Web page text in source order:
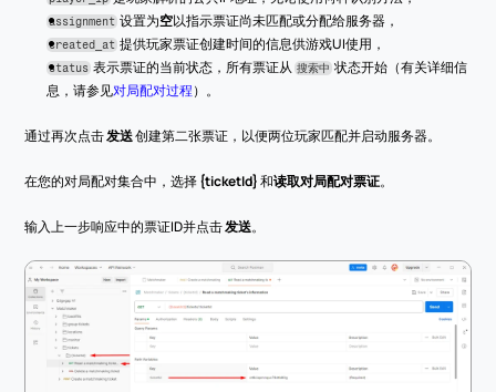
assignment 设置为空以指示票证尚未匹配或分配给服务器，
created_at 提供玩家票证创建时间的信息供游戏UI使用，
status 表示票证的当前状态，所有票证从 搜索中 状态开始（有关详细信
息，请参见对局配对过程）。
通过再次点击 发送 创建第二张票证，以便两位玩家匹配并启动服务器。
在您的对局配对集合中，选择 {ticketId} 和读取对局配对票证。
输入上一步响应中的票证ID并点击 发送。